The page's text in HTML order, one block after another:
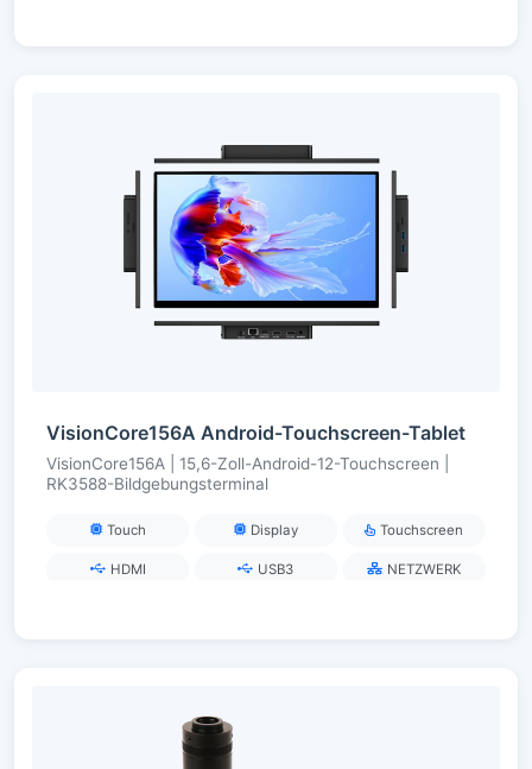
VisionCore156A Android-Touchscreen-Tablet
VisionCore156A | 15,6-Zoll-Android-12-Touchscreen |
RK3588-Bildgebungsterminal
Touch Display Touchscreen
HDMI USB3 NETZWERK